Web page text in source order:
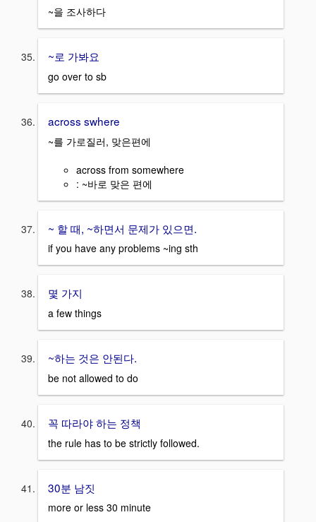
~을 조사하다
~로 가봐요
go over to sb
across swhere
~를 가로질러, 맞은편에
across from somewhere
: ~바로 맞은 편에
~ 할 때, ~하면서 문제가 있으면.
if you have any problems ~ing sth
몇 가지
a few things
~하는 것은 안된다.
be not allowed to do
꼭 따라야 하는 정책
the rule has to be strictly followed.
30분 남짓
more or less 30 minute